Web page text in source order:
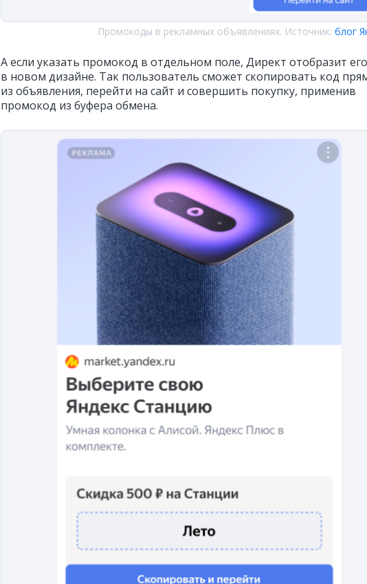
Промокоды в рекламных объявлениях. Источник: блог
А если указать промокод в отдельном поле, Директ отобразит его
в новом дизайне. Так пользователь сможет скопировать код
из объявления, перейти на сайт и совершить покупку, применив
промокод из буфера обмена.